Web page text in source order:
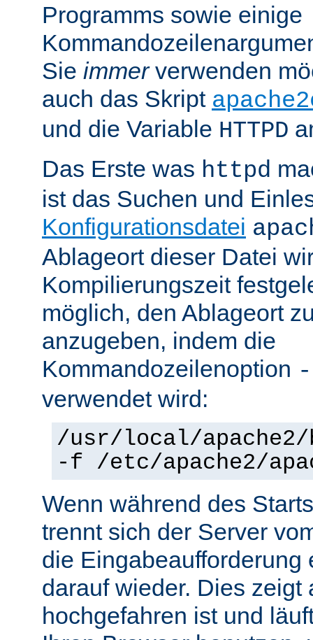
Programms sowie einige
Sie immerverwenden
auch das Skript
und die Variable HTTPD
Das Erste was httpd
ist das Suchen und
Konfigurationsdatei
Ablageort dieser Datei
Kompilierungszeit
möglich, den Ablageort
anzugeben, indem die
Kommandozeilenoption
verwendet wird:
/usr/local/
-f /etc/apache2/
Wenn während des
trennt sich der Server
die Eingabeaufforderung
darauf wieder. Dies zeigt
hochgefahren ist und